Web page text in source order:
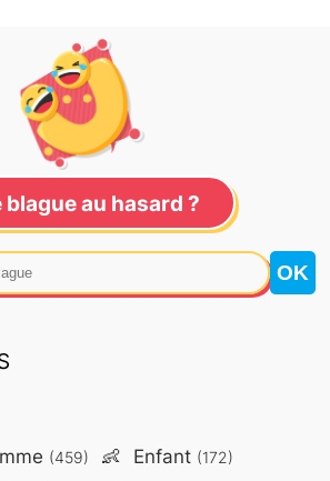
blague au hasard ?
(459) 👶 Enfant (172)